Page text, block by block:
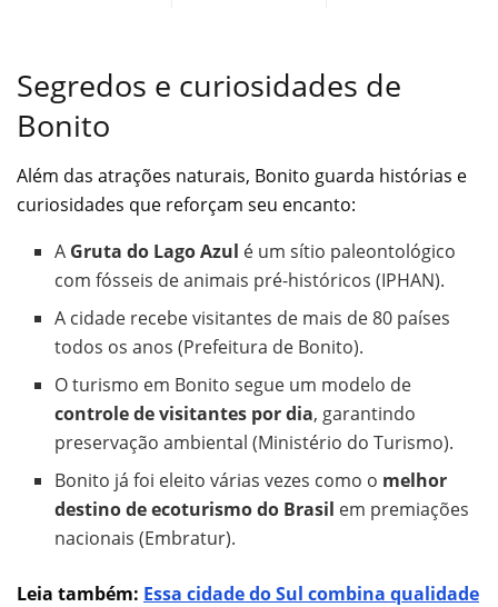
Segredos e curiosidades de
Bonito
Além das atrações naturais, Bonito guarda histórias e
curiosidades que reforçam seu encanto:
A Gruta do Lago Azul é um sítio paleontológico
com fósseis de animais pré-históricos (IPHAN).
A cidade recebe visitantes de mais de 80 países
todos os anos (Prefeitura de Bonito).
O turismo em Bonito segue um modelo de
controle de visitantes por dia, garantindo
preservação ambiental (Ministério do Turismo).
Bonito já foi eleito várias vezes como o melhor
destino de ecoturismo do Brasil em premiações
nacionais (Embratur).
Leia também: Essa cidade do Sul combina qualidade